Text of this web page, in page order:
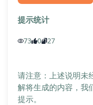
提示统计
73 0 27
请注意：上述说明未
解将生成的内容，我
提示。